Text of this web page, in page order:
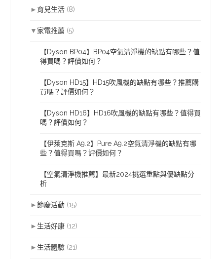
►育兒生活 (8)
▼ 家電推薦 (5)
【Dyson BP04】BP04空氣清淨機的缺點有哪些？值
得買嗎？評價如何？
【Dyson HD15】HD15吹風機的缺點有哪些？推薦購
買嗎？評價如何？
【Dyson HD16】HD16吹風機的缺點有哪些？值得買
嗎？評價如何？
【伊萊克斯 A9.2】Pure A9.2空氣清淨機的缺點有哪
些？值得買嗎？評價如何？
【空氣清淨機推薦】最新2024挑選重點與優缺點分
析
►節慶活動 (15)
► 生活好康 (12)
► 生活體驗 (21)